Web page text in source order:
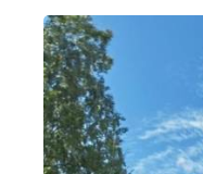
район
Приморский район